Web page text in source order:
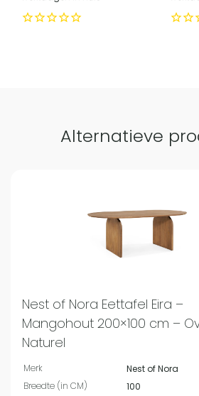
Alternatieve
Nest of Nora Eettafel Eira –
Mangohout 200×100 cm –
Naturel
Merk
Nest of Nora
Breedte (in CM)
100